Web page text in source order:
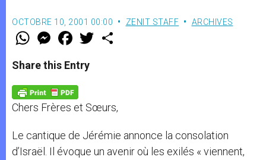
OCTOBRE 10, 2001 00:00 ZENIT STAFF ARCHIVES
W
t
s
p
p
M
e
s
e
g
e
r
F
a
e
b
o
k
w
Share this Entry
Chers Frères et Sœurs,
Le cantique de Jérémie annonce la consolation
d’Israël. Il évoque un avenir où les exilés « viennent,